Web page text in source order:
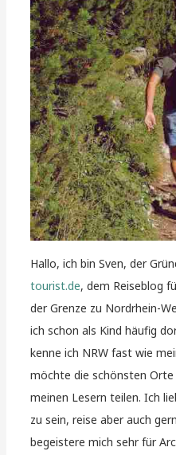
Hallo, ich bin Sven, der
tourist.de, dem Reiseblog
der Grenze zu Nordrhein-
ich schon als Kind häufig
kenne ich NRW fast wie
möchte die schönsten
meinen Lesern teilen. Ich
zu sein, reise aber auch
begeistere mich sehr für